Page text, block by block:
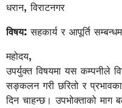
धरान, विराटनगर
विषय: सहकार्य र आपूर्ति
महोदय,
उपर्युक्त विषयमा यस कम्पनीले
सङ्कलन गरी छरितो र
दिन चाहन्छ। उपभोक्ताको